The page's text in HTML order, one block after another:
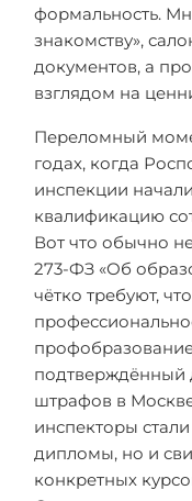
формальность.
знакомству»,
документов, а
взглядом на
Переломный
годах, когда
инспекции
квалификацию
Вот что обычно
273-ФЗ «Об
чётко требуют,
подтверждённый
штрафов в
инспекторы
дипломы, но и
конкретных